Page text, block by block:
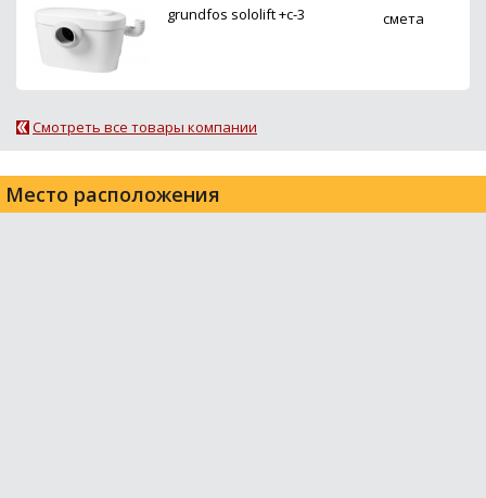
grundfos sololift +c-3 смета
Смотреть все товары компании
Место расположения